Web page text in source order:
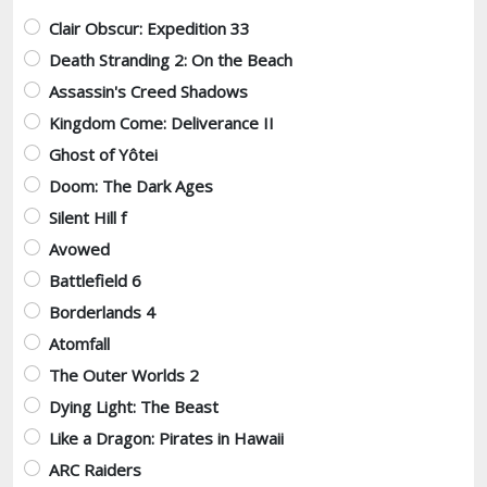
Варианты
Clair Obscur: Expedition 33
Death Stranding 2: On the Beach
Assassin's Creed Shadows
Kingdom Come: Deliverance II
Ghost of Yôtei
Doom: The Dark Ages
Silent Hill f
Avowed
Battlefield 6
Borderlands 4
Atomfall
The Outer Worlds 2
Dying Light: The Beast
Like a Dragon: Pirates in Hawaii
ARC Raiders